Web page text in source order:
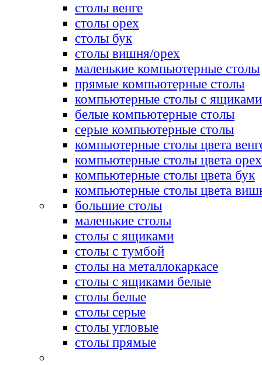
столы венге
столы орех
столы бук
столы вишня/орех
маленькие компьютерные столы
прямые компьютерные столы
компьютерные столы с ящиками
белые компьютерные столы
серые компьютерные столы
компьютерные столы цвета
компьютерные столы цвета орех
компьютерные столы цвета бук
компьютерные столы цвета
большие столы
маленькие столы
столы с ящиками
столы с тумбой
столы на металлокаркасе
столы с ящиками белые
столы белые
столы серые
столы угловые
столы прямые